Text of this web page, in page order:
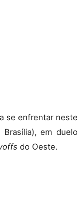
se enfrentar neste
em duelo
do Oeste.